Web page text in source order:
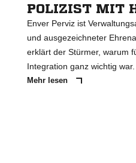
POLIZIST MIT
Enver Perviz ist
und ausgezeichneter
erklärt der Stürmer, warum
Integration ganz wichtig war.
Mehr lesen